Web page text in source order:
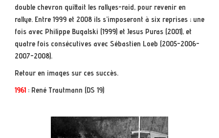
double chevron quittait les rallyes-raid, pour revenir en
rallye. Entre 1999 et 2008 ils s’imposeront à six reprises ; une
fois avec Philippe Bugalski (1999) et Jesus Puras (2001), et
quatre fois consécutives avec Sébastien Loeb (2005-2006-
2007-2008).
Retour en images sur ces succès.
1961 : René Trautmann (DS 19)